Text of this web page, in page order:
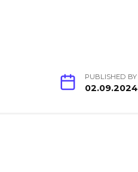
PUBLISHED BY
02.09.2024